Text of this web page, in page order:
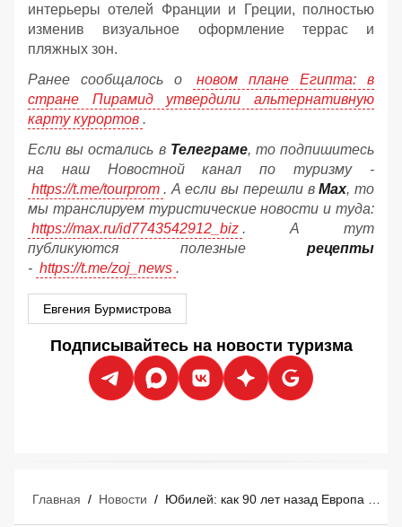
интерьеры отелей Франции и Греции, полностью
изменив визуальное оформление террас и
пляжных зон.
Ранее сообщалось о
новом плане Египта: в
стране Пирамид утвердили альтернативную
карту курортов .
Если вы остались в Телеграме, то подпишитесь
на наш Новостной канал по туризму -
https://t.me/tourprom . А если вы перешли вМах, то
мы транслируем туристические новости и туда:
https://max.ru/id7743542912_biz . А тут
публикуются полезные рецепты
- https://t.me/zoj_news .
Евгения Бурмистрова
Подписывайтесь на новости туризма
Главная / Новости /